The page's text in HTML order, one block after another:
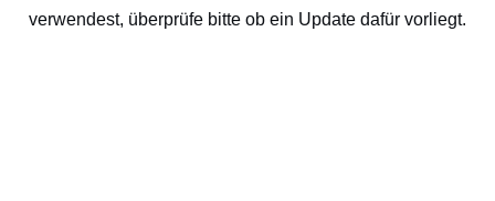
verwendest, überprüfe bitte ob ein Update dafür vorliegt.